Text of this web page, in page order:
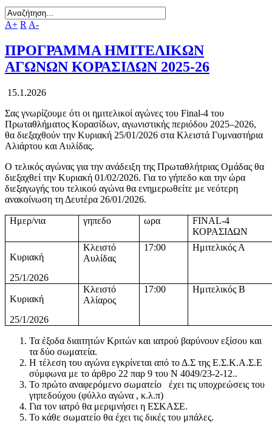
A+ R A-
ΠΡΟΓΡΑΜΜΑ ΗΜΙΤΕΛΙΚΩΝ
ΑΓΩΝΩΝ ΚΟΡΑΣΙΔΩΝ 2025-26
15.1.2026
Σας γνωρίζουμε ότι οι ημιτελικοί αγώνες του Final-4 του
Πρωταθλήματος Κορασίδων, αγωνιστικής περιόδου 2025–2026,
θα διεξαχθούν την Κυριακή 25/01/2026 στα Κλειστά Γυμναστήρια
Αλιάρτου και Αυλίδας.
Ο τελικός αγώνας για την ανάδειξη της Πρωταθλήτριας Ομάδας θα
διεξαχθεί την Κυριακή 01/02/2026. Για το γήπεδο και την ώρα
διεξαγωγής του τελικού αγώνα θα ενημερωθείτε με νεότερη
ανακοίνωση τη Δευτέρα 26/01/2026.
Ημερ/νια γηπεδο ωρα FINAL-4
ΚΟΡΑΣΙΔΩΝ
Κυριακή
25/1/2026
Κλειστό
Αυλίδας
17:00 Ημιτελικός Α
Κυριακή
25/1/2026
Κλειστό
Αλίαρος
17:00 Ημιτελικός Β
Τα έξοδα διαιτητών Κριτών και ιατρού βαρύνουν εξίσου και
τα δύο σωματεία.
Η τέλεση του αγώνα εγκρίνεται από το Δ.Σ της Ε.Σ.Κ.Α.Σ.Ε
σύμφωνα με το άρθρο 22 παρ 9 του Ν 4049/23-2-12..
Το πρώτο αναφερόμενο σωματείο έχει τις υποχρεώσεις του
γηπεδούχου (φύλλο αγώνα , κ.λ.π)
Για τον ιατρό θα μεριμνήσει η ΕΣΚΑΣΕ.
Το κάθε σωματείο θα έχει τις δικές του μπάλες.